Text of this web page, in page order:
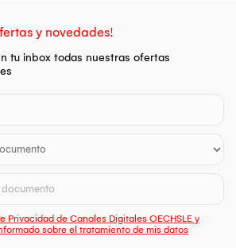
y novedades!
tu inbox todas nuestras ofertas
Privacidad de Canales Digitales OECHSLE y
sobre el tratamiento de mis datos